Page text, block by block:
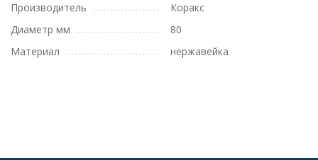
Производитель
Коракс
Диаметр мм
80
Материал
нержавейка